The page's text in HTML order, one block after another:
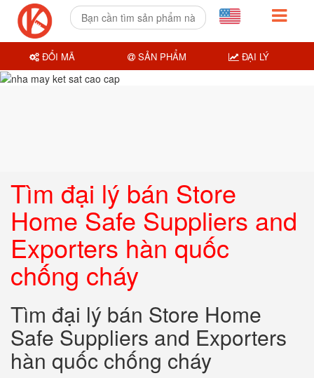
Tìm đại lý bán Store
Home Safe Suppliers and
Exporters hàn quốc
chống cháy
Tìm đại lý bán Store Home
Safe Suppliers and Exporters
hàn quốc chống cháy
ĐỔI MÃ SẢN PHẨM ĐẠI LÝ